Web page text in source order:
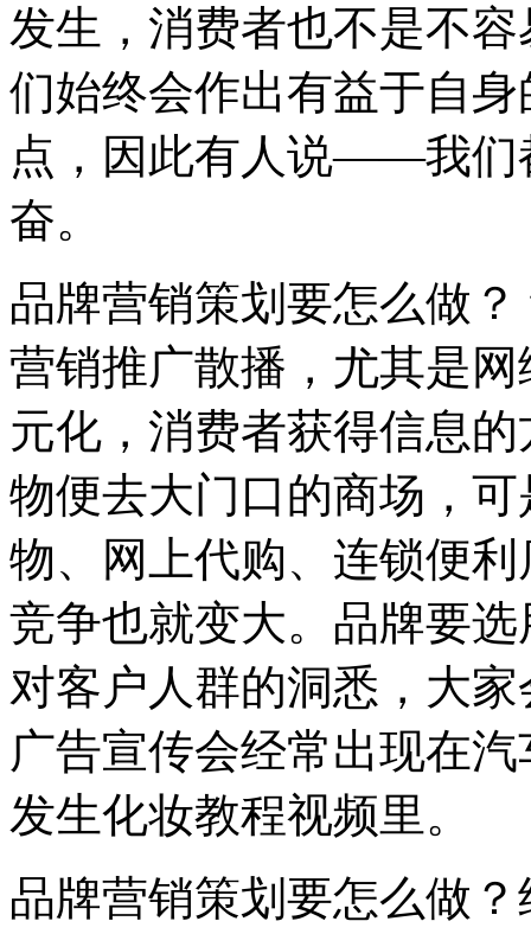
发生，消费者也不是不
们始终会作出有益于自
点，因此有人说——我们
奋。
品牌营销策划要怎么做
营销推广散播，尤其是
元化，消费者获得信息
物便去大门口的商场，
物、网上代购、连锁便
竞争也就变大。品牌要
对客户人群的洞悉，大
广告宣传会经常出现在
发生化妆教程视频里。
品牌营销策划要怎么做